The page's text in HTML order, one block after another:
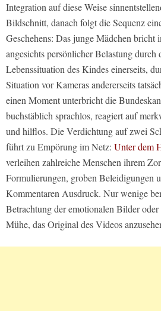
Integration auf diese Weise
Bildschnitt, danach folgt die Sequenz
Geschehens: Das junge Mädchen bricht
angesichts persönlicher Belastung
Lebenssituation des Kindes einerseits,
Situation vor Kameras andererseits
einen Moment unterbricht die
buchstäblich sprachlos, reagiert auf
und hilflos. Die Verdichtung auf zwei
führt zu Empörung im Netz: Unter dem
verleihen zahlreiche Menschen ihrem
Formulierungen, groben Beleidigungen
Kommentaren Ausdruck. Nur wenige
Betrachtung der emotionalen Bilder
Mühe, das Original des Videos